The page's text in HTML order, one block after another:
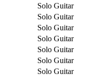
Solo Guitar
Solo Guitar
Solo Guitar
Solo Guitar
Solo Guitar
Solo Guitar
Solo Guitar